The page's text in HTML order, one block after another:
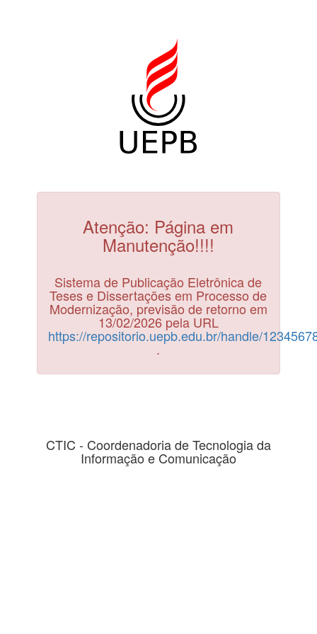
Atenção: Página em
Manutenção!!!!
Sistema de Publicação Eletrônica de
Teses e Dissertações em Processo de
Modernização, previsão de retorno em
13/02/2026 pela URL
https://repositorio.uepb.edu.br/handle/
.
CTIC - Coordenadoria de Tecnologia da
Informação e Comunicação